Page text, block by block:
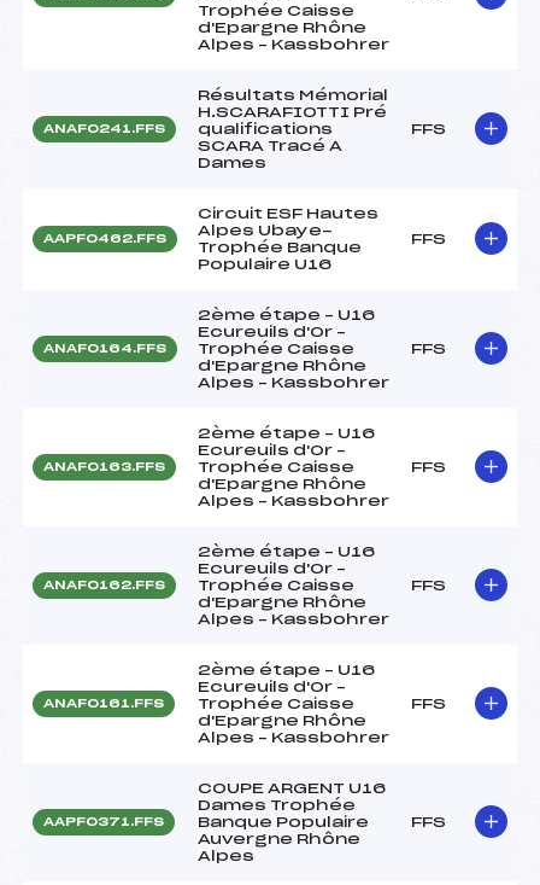
Trophée Caisse
d'Epargne Rhône
Alpes – Kassbohrer
ANAF0241.FFS
Résultats Mémorial
H.SCARAFIOTTI Pré
qualifications
SCARA Tracé A
Dames
FFS
AAPF0462.FFS
Circuit ESF Hautes
Alpes Ubaye-
Trophée Banque
Populaire U16
FFS
ANAF0164.FFS
2ème étape – U16
Ecureuils d'Or –
Trophée Caisse
d'Epargne Rhône
Alpes – Kassbohrer
FFS
ANAF0163.FFS
2ème étape – U16
Ecureuils d'Or –
Trophée Caisse
d'Epargne Rhône
Alpes – Kassbohrer
FFS
ANAF0162.FFS
2ème étape – U16
Ecureuils d'Or –
Trophée Caisse
d'Epargne Rhône
Alpes – Kassbohrer
FFS
ANAF0161.FFS
2ème étape – U16
Ecureuils d'Or –
Trophée Caisse
d'Epargne Rhône
Alpes – Kassbohrer
FFS
AAPF0371.FFS
COUPE ARGENT U16
Dames Trophée
Banque Populaire
Auvergne Rhône
Alpes
FFS